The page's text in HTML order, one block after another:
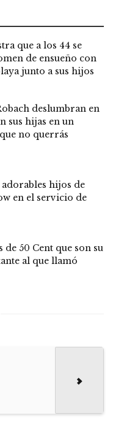
que a los 44 se
de ensueño con
junto a sus hijos
deslumbran en
sus hijas en un
no querrás
hijos de
en el servicio de
de 50 Cent que son su
al que llamó